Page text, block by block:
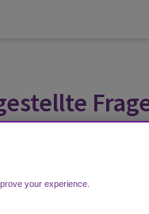
nicht
senden?
your experience.